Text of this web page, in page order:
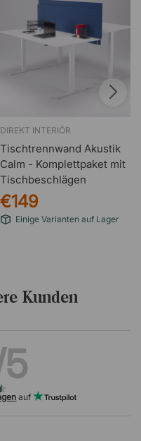
DIREKT INTERIÖR
Tischtrennwand Akustik
Calm - Komplettpaket mit
Tischbeschlägen
€149
Einige Varianten auf Lager
Kunden
auf